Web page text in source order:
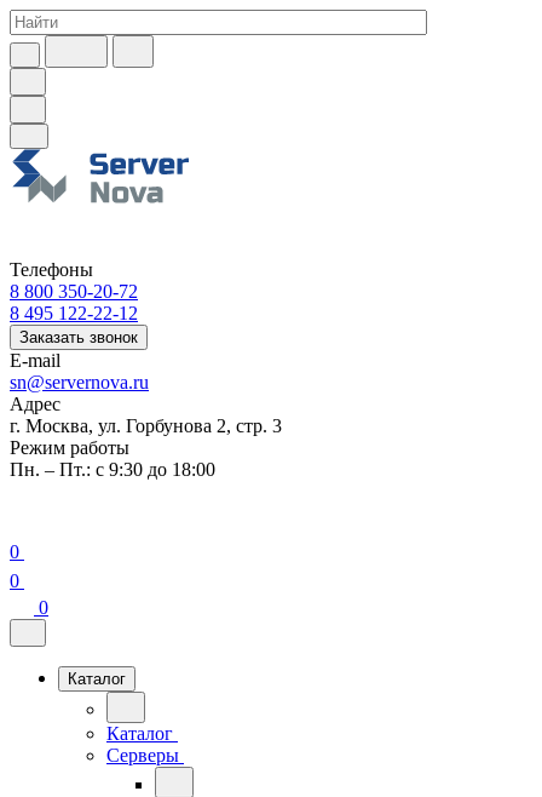
Телефоны
8 800 350-20-72
8 495 122-22-12
Заказать звонок
E-mail
sn@servernova.ru
Адрес
г. Москва, ул. Горбунова 2, стр. 3
Режим работы
Пн. – Пт.: с 9:30 до 18:00
0
0
0
Каталог
Каталог
Серверы